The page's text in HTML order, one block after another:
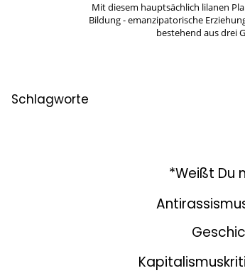
Mit diesem hauptsächlich lilanen
Bildung - emanzipatorische
bestehend aus drei
Schlagworte
*Weißt Du